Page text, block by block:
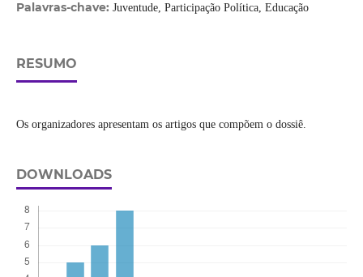
Palavras-chave: Juventude, Participação Política, Educação
RESUMO
Os organizadores apresentam os artigos que compõem o dossiê.
DOWNLOADS